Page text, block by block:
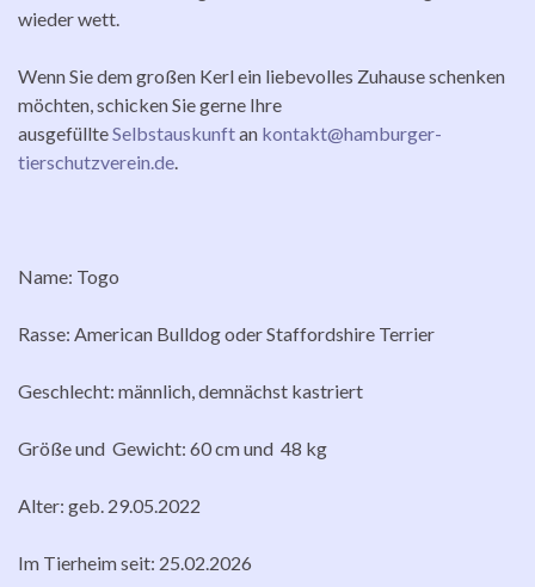
wieder wett.
Wenn Sie dem großen Kerl ein liebevolles Zuhause schenken
möchten, schicken Sie gerne Ihre
ausgefüllteSelbstauskunftan kontakt@hamburger-
tierschutzverein.de.
Name: Togo
Rasse: American Bulldog oder Staffordshire Terrier
Geschlecht: männlich, demnächst kastriert
Größe und Gewicht: 60 cm und 48 kg
Alter: geb. 29.05.2022
Im Tierheim seit: 25.02.2026